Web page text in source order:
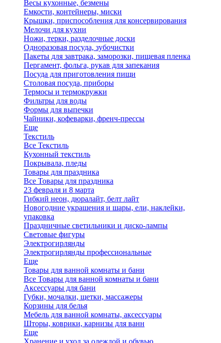
Весы кухонные, безмены
Емкости, контейнеры, миски
Крышки, приспособления для консервирования
Мелочи для кухни
Ножи, терки, разделочные доски
Одноразовая посуда, зубочистки
Пакеты для завтрака, заморозки, пищевая пленка
Пергамент, фольга, рукав для запекания
Посуда для приготовления пищи
Столовая посуда, приборы
Термосы и термокружки
Фильтры для воды
Формы для выпечки
Чайники, кофеварки, френч-прессы
Еще
Текстиль
Все Текстиль
Кухонный текстиль
Покрывала, пледы
Товары для праздника
Все Товары для праздника
23 февраля и 8 марта
Гибкий неон, дюралайт, белт лайт
Новогодние украшения и шары, ели, наклейки,
упаковка
Праздничные светильники и диско-лампы
Световые фигуры
Электрогирлянды
Электрогирлянды профессиональные
Еще
Товары для ванной комнаты и бани
Все Товары для ванной комнаты и бани
Аксессуары для бани
Губки, мочалки, щетки, массажеры
Корзины для белья
Мебель для ванной комнаты, аксессуары
Шторы, коврики, карнизы для ванн
Еще
Хранение и уход за одеждой и обувью